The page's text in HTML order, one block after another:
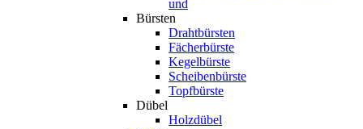
und
Bürsten
Drahtbürsten
Fächerbürste
Kegelbürste
Scheibenbürste
Topfbürste
Dübel
Holzdübel